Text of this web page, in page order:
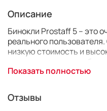
Описание
Бинокли Prostaff 5 – это
реального
низкую стоимость и
универсальным
хорошо служат как для
концертах или в туризме,
Показать полностью
Отзывы